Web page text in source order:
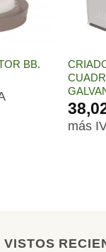
BB.
más
VISTOS